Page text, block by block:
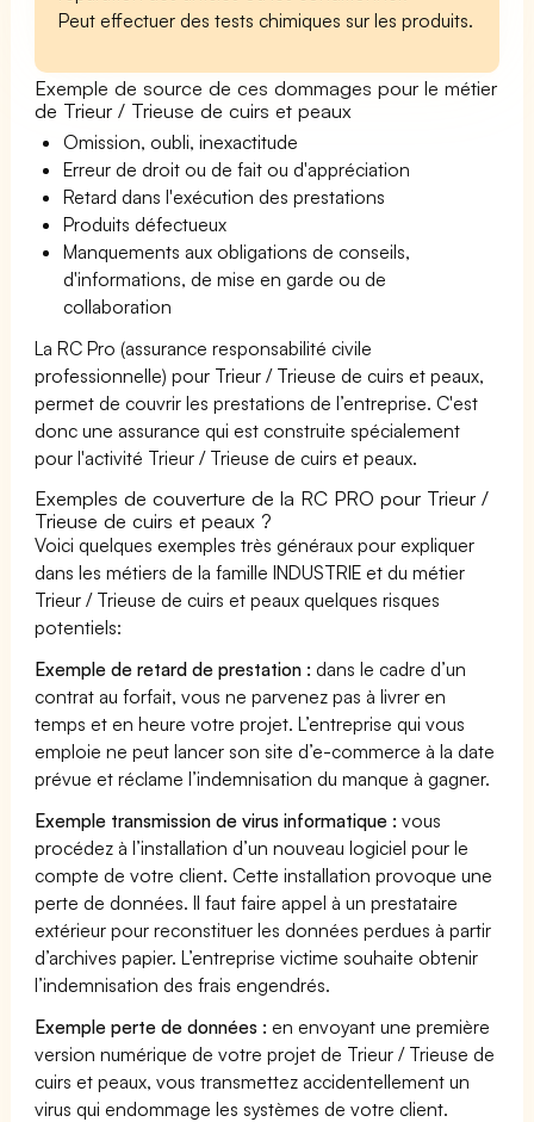
Peut effectuer des tests chimiques sur les produits.
Exemple de source de ces dommages pour le métier
de Trieur / Trieuse de cuirs et peaux
Omission, oubli, inexactitude
Erreur de droit ou de fait ou d'appréciation
Retard dans l'exécution des prestations
Produits défectueux
Manquements aux obligations de conseils,
d'informations, de mise en garde ou de
collaboration
La RC Pro (assurance responsabilité civile
professionnelle) pour Trieur / Trieuse de cuirs et peaux,
permet de couvrir les prestations de l’entreprise. C'est
donc une assurance qui est construite spécialement
pour l'activité Trieur / Trieuse de cuirs et peaux.
Exemples de couverture de la RC PRO pour Trieur /
Trieuse de cuirs et peaux ?
Voici quelques exemples très généraux pour expliquer
dans les métiers de la famille INDUSTRIE et du métier
Trieur / Trieuse de cuirs et peaux quelques risques
potentiels:
Exemple de retard de prestation : dans le cadre d’un
contrat au forfait, vous ne parvenez pas à livrer en
temps et en heure votre projet. L’entreprise qui vous
emploie ne peut lancer son site d’e-commerce à la date
prévue et réclame l’indemnisation du manque à gagner.
Exemple transmission de virus informatique : vous
procédez à l’installation d’un nouveau logiciel pour le
compte de votre client. Cette installation provoque une
perte de données. Il faut faire appel à un prestataire
extérieur pour reconstituer les données perdues à partir
d’archives papier. L’entreprise victime souhaite obtenir
l’indemnisation des frais engendrés.
Exemple perte de données : en envoyant une première
version numérique de votre projet de Trieur / Trieuse de
cuirs et peaux, vous transmettez accidentellement un
virus qui endommage les systèmes de votre client.